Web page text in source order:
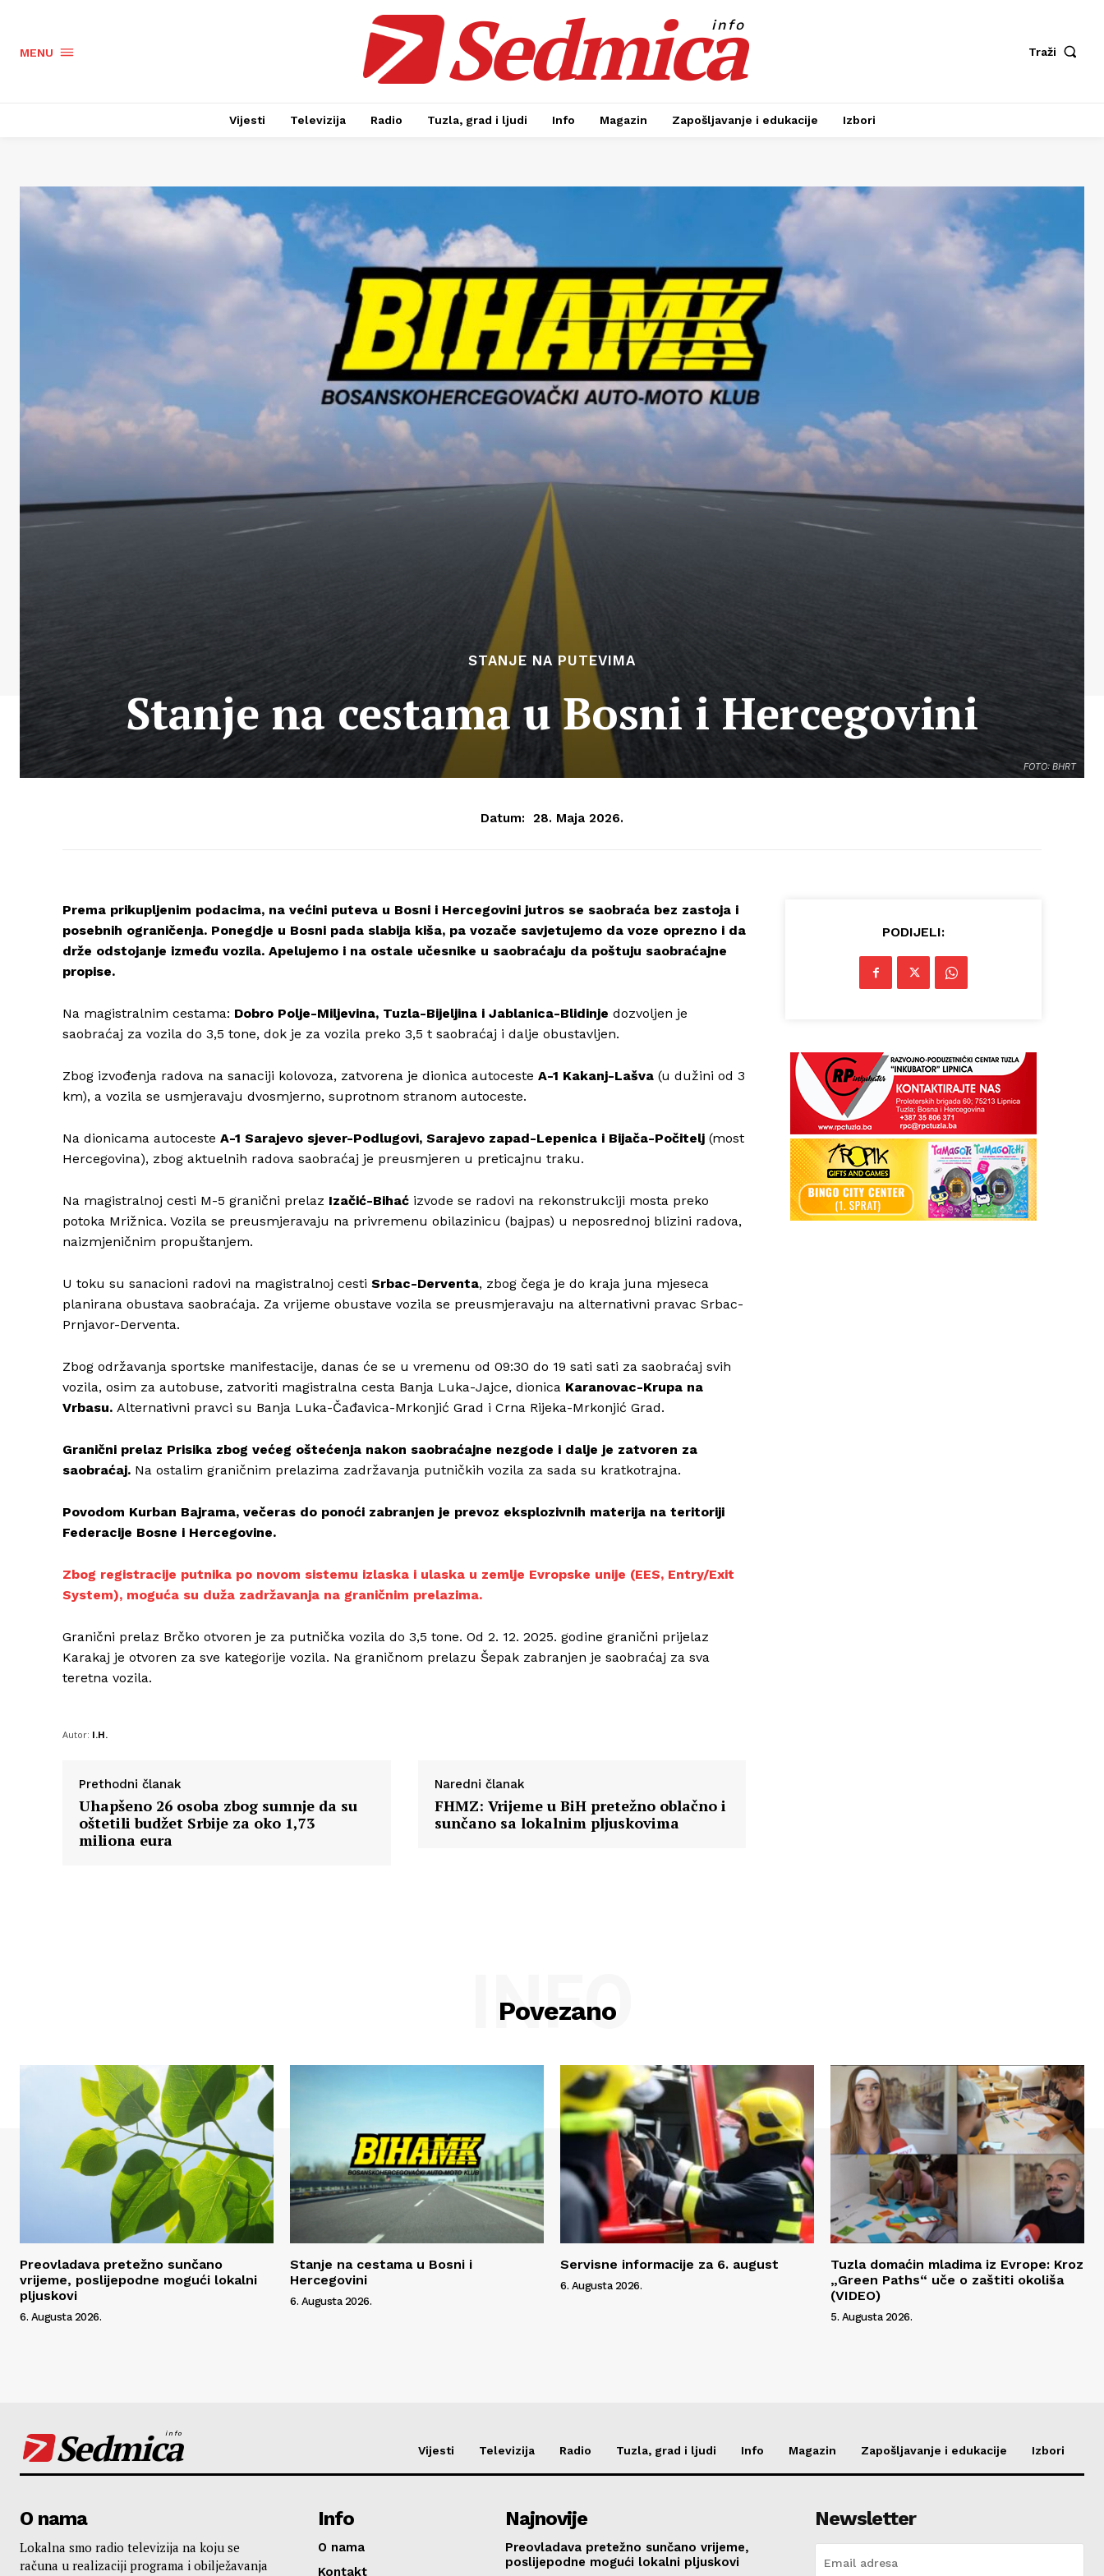
Info
O nama
Impressum
MENU Sedmica
info
Traži
Vijesti Televizija Radio Tuzla, grad i ljudi Info Magazin Zapošljavanje i edukacije Izbori
FOTO: BHRT
STANJE NA PUTEVIMA
Stanje na cestama u Bosni i Hercegovini
Datum: 28. Maja 2026.
Prema prikupljenim podacima, na većini puteva u Bosni i Hercegovini jutros se saobraća bez zastoja i
posebnih ograničenja. Ponegdje u Bosni pada slabija kiša, pa vozače savjetujemo da voze oprezno i da
drže odstojanje između vozila. Apelujemo i na ostale učesnike u saobraćaju da poštuju saobraćajne
propise.
Na magistralnim cestama: Dobro Polje-Miljevina, Tuzla-Bijeljina i Jablanica-Blidinje dozvoljen je
saobraćaj za vozila do 3,5 tone, dok je za vozila preko 3,5 t saobraćaj i dalje obustavljen.
Zbog izvođenja radova na sanaciji kolovoza, zatvorena je dionica autoceste A-1 Kakanj-Lašva (u dužini od 3
km), a vozila se usmjeravaju dvosmjerno, suprotnom stranom autoceste.
Na dionicama autoceste A-1 Sarajevo sjever-Podlugovi, Sarajevo zapad-Lepenica i Bijača-Počitelj (most
Hercegovina), zbog aktuelnih radova saobraćaj je preusmjeren u preticajnu traku.
Na magistralnoj cesti M-5 granični prelaz Izačić-Bihać izvode se radovi na rekonstrukciji mosta preko
potoka Mrižnica. Vozila se preusmjeravaju na privremenu obilazinicu (bajpas) u neposrednoj blizini radova,
naizmjeničnim propuštanjem.
U toku su sanacioni radovi na magistralnoj cesti Srbac-Derventa, zbog čega je do kraja juna mjeseca
planirana obustava saobraćaja. Za vrijeme obustave vozila se preusmjeravaju na alternativni pravac Srbac-
Prnjavor-Derventa.
Zbog održavanja sportske manifestacije, danas će se u vremenu od 09:30 do 19 sati sati za saobraćaj svih
vozila, osim za autobuse, zatvoriti magistralna cesta Banja Luka-Jajce, dionica Karanovac-Krupa na
Vrbasu. Alternativni pravci su Banja Luka-Čađavica-Mrkonjić Grad i Crna Rijeka-Mrkonjić Grad.
Granični prelaz Prisika zbog većeg oštećenja nakon saobraćajne nezgode i dalje je zatvoren za
saobraćaj. Na ostalim graničnim prelazima zadržavanja putničkih vozila za sada su kratkotrajna.
Povodom Kurban Bajrama, večeras do ponoći zabranjen je prevoz eksplozivnih materija na teritoriji
Federacije Bosne i Hercegovine.
Zbog registracije putnika po novom sistemu izlaska i ulaska u zemlje Evropske unije (EES, Entry/Exit
System), moguća su duža zadržavanja na graničnim prelazima.
Granični prelaz Brčko otvoren je za putnička vozila do 3,5 tone. Od 2. 12. 2025. godine granični prijelaz
Karakaj je otvoren za sve kategorije vozila. Na graničnom prelazu Šepak zabranjen je saobraćaj za sva
teretna vozila.
Autor: I.H.
Prethodni članak
Uhapšeno 26 osoba zbog sumnje da su
oštetili budžet Srbije za oko 1,73
miliona eura
Naredni članak
FHMZ: Vrijeme u BiH pretežno oblačno i
sunčano sa lokalnim pljuskovima
PODIJELI:
Povezano
INFO
Preovladava pretežno sunčano
vrijeme, poslijepodne mogući lokalni
pljuskovi
6. Augusta 2026.
Stanje na cestama u Bosni i
Hercegovini
6. Augusta 2026.
Servisne informacije za 6. august
6. Augusta 2026.
Tuzla domaćin mladima iz Evrope: Kroz
„Green Paths“ uče o zaštiti okoliša
(VIDEO)
5. Augusta 2026.
Sedmica
info
Vijesti Televizija Radio Tuzla, grad i ljudi Info Magazin Zapošljavanje i edukacije Izbori
O nama
Lokalna smo radio televizija na koju se
računa u realizaciji programa i obilježavanja
Info
O nama
Kontakt
Najnovije
Preovladava pretežno sunčano vrijeme,
poslijepodne mogući lokalni pljuskovi
Newsletter